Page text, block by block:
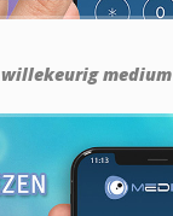
willekeurig medium